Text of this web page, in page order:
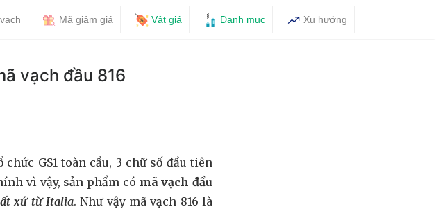
Mã giảm giá Vật giá Danh mục Xu hướng
vạch đầu 816
GS1 toàn cầu, 3 chữ số đầu tiên
vì vậy, sản phẩm có mã vạch đầu
xứ từ Italia. Như vậy mã vạch 816 là